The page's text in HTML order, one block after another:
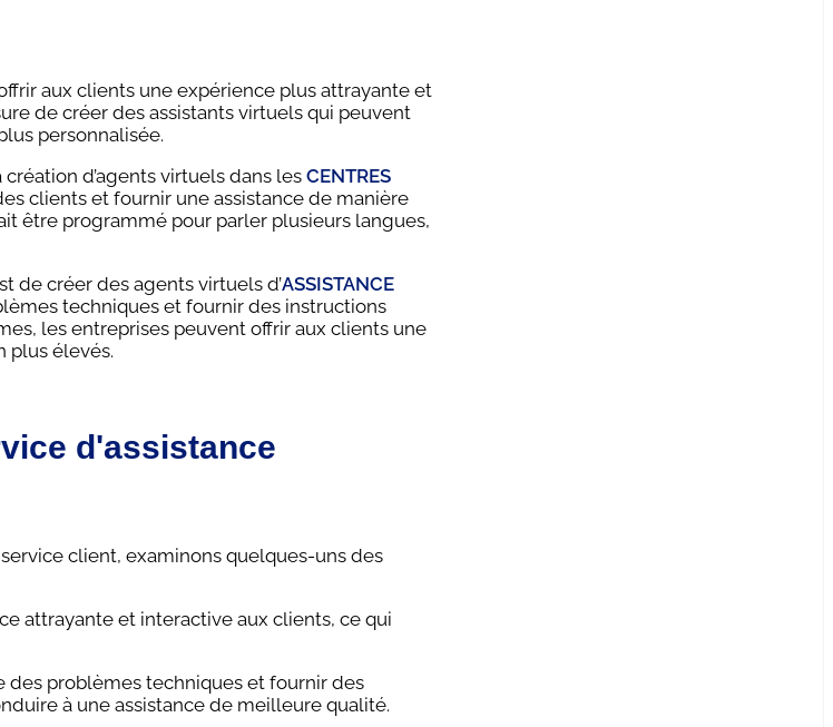
aux clients une expérience plus attrayante et
de créer des assistants virtuels qui peuvent
personnalisée.
d’agents virtuels dans lesCENTRES
clients et fournir une assistance de manière
être programmé pour parler plusieurs langues,
de créer des agents virtuels d’ASSISTANCE
techniques et fournir des instructions
les entreprises peuvent offrir aux clients une
plus élevés.
d'assistance
client, examinons quelques-uns des
attrayante et interactive aux clients, ce qui
des problèmes techniques et fournir des
à une assistance de meilleure qualité.